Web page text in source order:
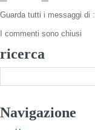
Guarda tutti i messaggi di :
I commenti sono chiusi
ricerca
Navigazione